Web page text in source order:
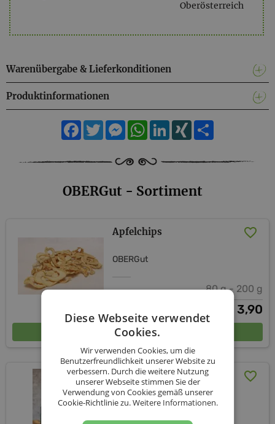
Oberösterreich
Warenübergabe & Lieferkonditionen
Produktinformationen
Facebook
TwitterMessengerWhatsApp
LinkedIn
XING
OBERGut - Sortiment
Apfelchips
OBERGut
80 g - 200 g
3,90
In den Warenkorb
Apfelessig
OBERGut
Diese Webseite verwendet
Cookies.
Wir verwenden Cookies, um die
Benutzerfreundlichkeit unserer Website zu
verbessern. Durch die weitere Nutzung
unserer Webseite stimmen Sie der
Verwendung von Cookies gemäß unserer
Cookie-Richtlinie zu.Weitere Informationen.